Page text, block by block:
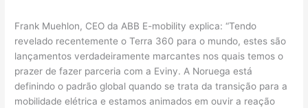
Frank Muehlon, CEO da ABB E-mobility explica: “Tendo
revelado recentemente o Terra 360 para o mundo, estes são
lançamentos verdadeiramente marcantes nos quais temos o
prazer de fazer parceria com a Eviny. A Noruega está
definindo o padrão global quando se trata da transição para a
mobilidade elétrica e estamos animados em ouvir a reação